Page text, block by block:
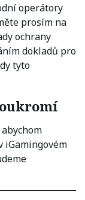
operátory
prosím na
ochrany
dokladů pro
tyto
iGamingovém